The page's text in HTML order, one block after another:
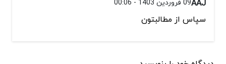
AAJ
سپاس از مطالبتون